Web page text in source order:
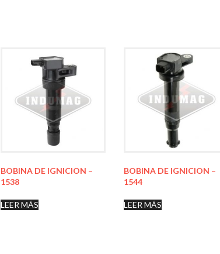
BOBINA DE IGNICION –
1538
LEER MÁS
BOBINA DE IGNICION –
1544
LEER MÁS